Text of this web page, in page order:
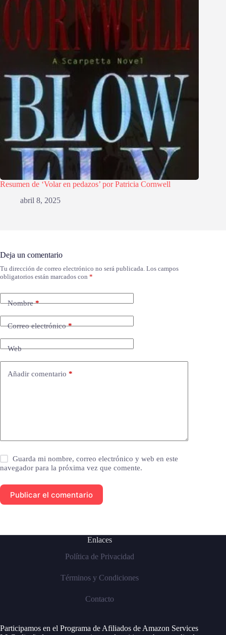
Resumen de ‘Volar en pedazos’ por Patricia Cornwell
abril 8, 2025
Deja un comentario
Tu dirección de correo electrónico no será publicada. Los campos
obligatorios están marcados con *
Nombre*
Correo electrónico*
Web
Añadir comentario *
Guarda mi nombre, correo electrónico y web en este
navegador para la próxima vez que comente.
Publicar el comentario
Enlaces
Política de Privacidad
Términos y Condiciones
Contacto
Participamos en el Programa de Afiliados de Amazon Services